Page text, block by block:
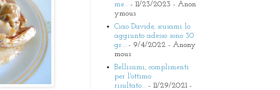
me... - 11/23/2023 - Anon
ymous
Ciao Davide, scusami lo
aggiunto adesso sono 30
gr... - 9/4/2022 - Anony
mous
Bellissimi, complimenti
per l'ottimo
risultato... - 11/29/2021-